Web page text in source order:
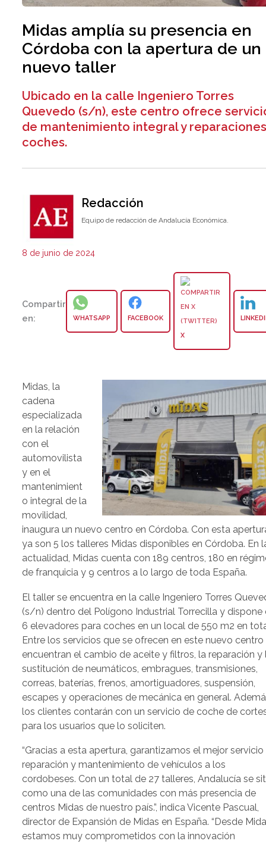
Midas amplía su presencia en
Córdoba con la apertura de un
nuevo taller
Ubicado en la calle Ingeniero Torres
Quevedo (s/n), este centro ofrece
de mantenimiento integral y
coches.
Redacción
Equipo de redacción de Andalucía Económica.
8 de junio de 2024
Compartir
en:
WHATSAPP FACEBOOK
X
Midas, la
cadena
especializada
en la relación
con el
automovilista
y en el
mantenimient
o integral de la
movilidad,
inaugura un nuevo centro en Córdoba. Con esta
ya son 5 los talleres Midas disponibles en Córdoba. En
actualidad, Midas cuenta con 189 centros, 180 en
de franquicia y 9 centros a lo largo de toda España.
El taller se encuentra en la calle Ingeniero Torres
(s/n) dentro del Polígono Industrial Torrecilla y dispone
6 elevadores para coches en un local de 550 m2 en
Entre los servicios que se ofrecen en este nuevo centro
encuentran el cambio de aceite y filtros, la reparación y
sustitución de neumáticos, embragues, transmisiones,
correas, baterías, frenos, amortiguadores, suspensión,
escapes y operaciones de mecánica en general.
los clientes contarán con un servicio de coche de
para los usuarios que lo soliciten.
“Gracias a esta apertura, garantizamos el mejor servicio
reparación y mantenimiento de vehículos a los
cordobeses. Con un total de 27 talleres, Andalucía se
como una de las comunidades con más presencia de
centros Midas de nuestro país.”, indica Vicente Pascual,
director de Expansión de Midas en España. “Desde
estamos muy comprometidos con la innovación